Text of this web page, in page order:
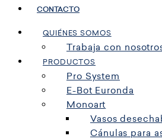
CONTACTO
QUIÉNES SOMOS
Trabaja con
PRODUCTOS
Pro System
E-Bot Euronda
Monoart
Vasos
Cánulas para